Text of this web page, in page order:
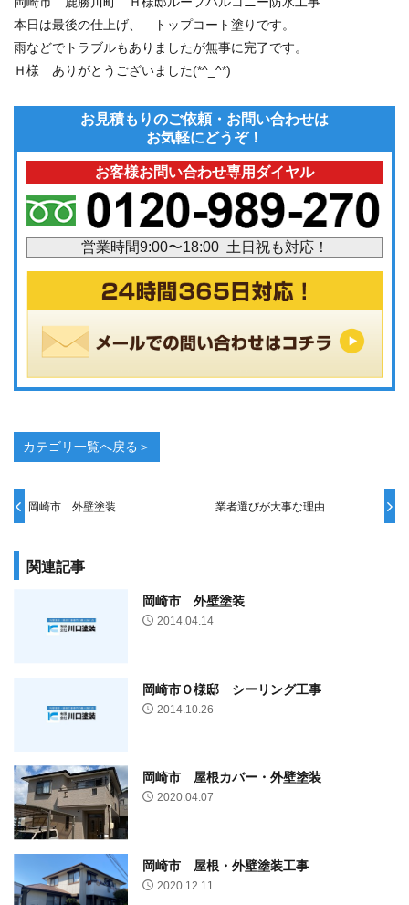
本日は最後の仕上げ、 トップコート塗りです。
雨などでトラブルもありましたが無事に完了です。
Ｈ様 ありがとうございました(*^_^*)
お見積もりのご依頼・お問い合わせは
お気軽にどうぞ！
お客様お問い合わせ専用ダイヤル
営業時間9:00〜18:00 土日祝も対応！
カテゴリ一覧へ戻る＞
岡崎市 外壁塗装 業者選びが大事な理由
関連記事
岡崎市 外壁塗装
2014.04.14
岡崎市Ｏ様邸 シーリング工事
2014.10.26
岡崎市 屋根カバー・外壁塗装
2020.04.07
岡崎市 屋根・外壁塗装工事
2020.12.11